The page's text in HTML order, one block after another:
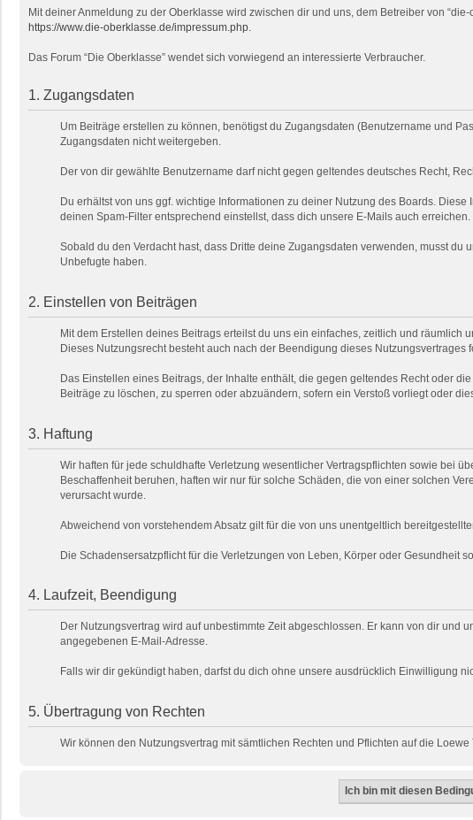
Mit deiner Anmeldung zu der Oberklasse wird zwischen dir und uns, dem Betreiber von
https://www.die-oberklasse.de/impressum.php.
Das Forum “Die Oberklasse” wendet sich vorwiegend an interessierte Verbraucher.
1. Zugangsdaten
Um Beiträge erstellen zu können, benötigst du Zugangsdaten (Benutzername und
Zugangsdaten nicht weitergeben.
Der von dir gewählte Benutzername darf nicht gegen geltendes deutsches Recht,
Du erhältst von uns ggf. wichtige Informationen zu deiner Nutzung des Boards.
deinen Spam-Filter entsprechend einstellst, dass dich unsere E-Mails auch erreichen.
Sobald du den Verdacht hast, dass Dritte deine Zugangsdaten verwenden, musst
Unbefugte haben.
2. Einstellen von Beiträgen
Mit dem Erstellen deines Beitrags erteilst du uns ein einfaches, zeitlich und
Dieses Nutzungsrecht besteht auch nach der Beendigung dieses Nutzungsvertrages
Das Einstellen eines Beitrags, der Inhalte enthält, die gegen geltendes Recht oder
Beiträge zu löschen, zu sperren oder abzuändern, sofern ein Verstoß vorliegt oder
3. Haftung
Wir haften für jede schuldhafte Verletzung wesentlicher Vertragspflichten sowie bei
Beschaffenheit beruhen, haften wir nur für solche Schäden, die von einer solchen
verursacht wurde.
Abweichend von vorstehendem Absatz gilt für die von uns unentgeltlich
Die Schadensersatzpflicht für die Verletzungen von Leben, Körper oder Gesundheit
4. Laufzeit, Beendigung
Der Nutzungsvertrag wird auf unbestimmte Zeit abgeschlossen. Er kann von dir
angegebenen E-Mail-Adresse.
Falls wir dir gekündigt haben, darfst du dich ohne unsere ausdrücklich Einwilligung
5. Übertragung von Rechten
Wir können den Nutzungsvertrag mit sämtlichen Rechten und Pflichten auf die